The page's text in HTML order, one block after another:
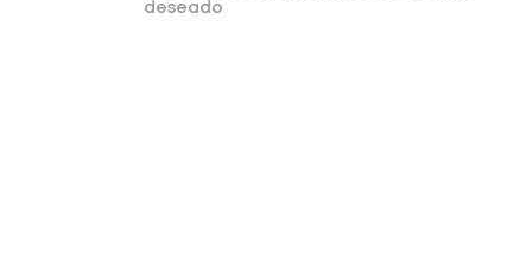
deseado